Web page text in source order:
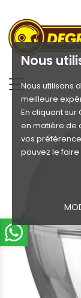
Nous
Nous utilisons
meilleure
En cliquant
en matière de
vos
pouvez le faire